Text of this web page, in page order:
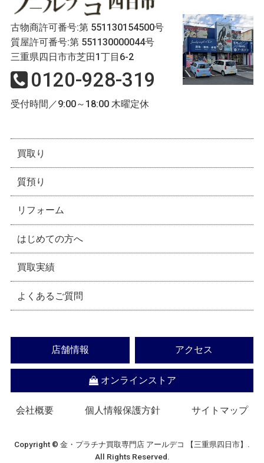
古物商許可番号:第 551130154500号
質屋許可番号:第 551130000044号
三重県四日市市芝田1丁目6-2
0120-928-319
受付時間／9:00～18:00 木曜定休
買取り
質預り
リフォーム
はじめての方へ
買取実績
よくあるご質問
店舗情報 アクセス
オンラインストア
会社概要 個人情報保護方針 サイトマップ
Copyright © 金・プラチナ買取専門店 アールデコ 【三重県四日市】.
All Rights Reserved.